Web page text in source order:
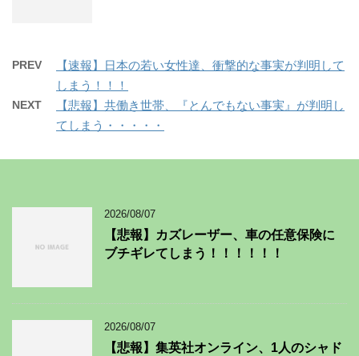
PREV
【速報】日本の若い女性達、衝撃的な事実が判明して
しまう！！！
NEXT
【悲報】共働き世帯、『とんでもない事実』が判明し
てしまう・・・・・
2026/08/07
【悲報】カズレーザー、車の任意保険に
ブチギレてしまう！！！！！！
2026/08/07
【悲報】集英社オンライン、1人のシャド